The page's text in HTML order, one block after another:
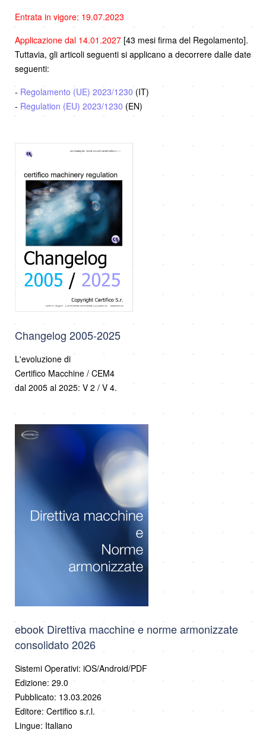
Entrata in vigore: 19.07.2023
Applicazione dal 14.01.2027 [43 mesi firma del Regolamento].
Tuttavia, gli articoli seguenti si applicano a decorrere dalle date
seguenti:
- Regolamento (UE) 2023/1230 (IT)
- Regulation (EU) 2023/1230 (EN)
Changelog 2005-2025
L'evoluzione di
Certifico Macchine / CEM4
dal 2005 al 2025: V 2 / V 4.
ebook Direttiva macchine e norme armonizzate
consolidato 2026
Sistemi Operativi: iOS/Android/PDF
Edizione: 29.0
Pubblicato: 13.03.2026
Editore: Certifico s.r.l.
Lingue: Italiano